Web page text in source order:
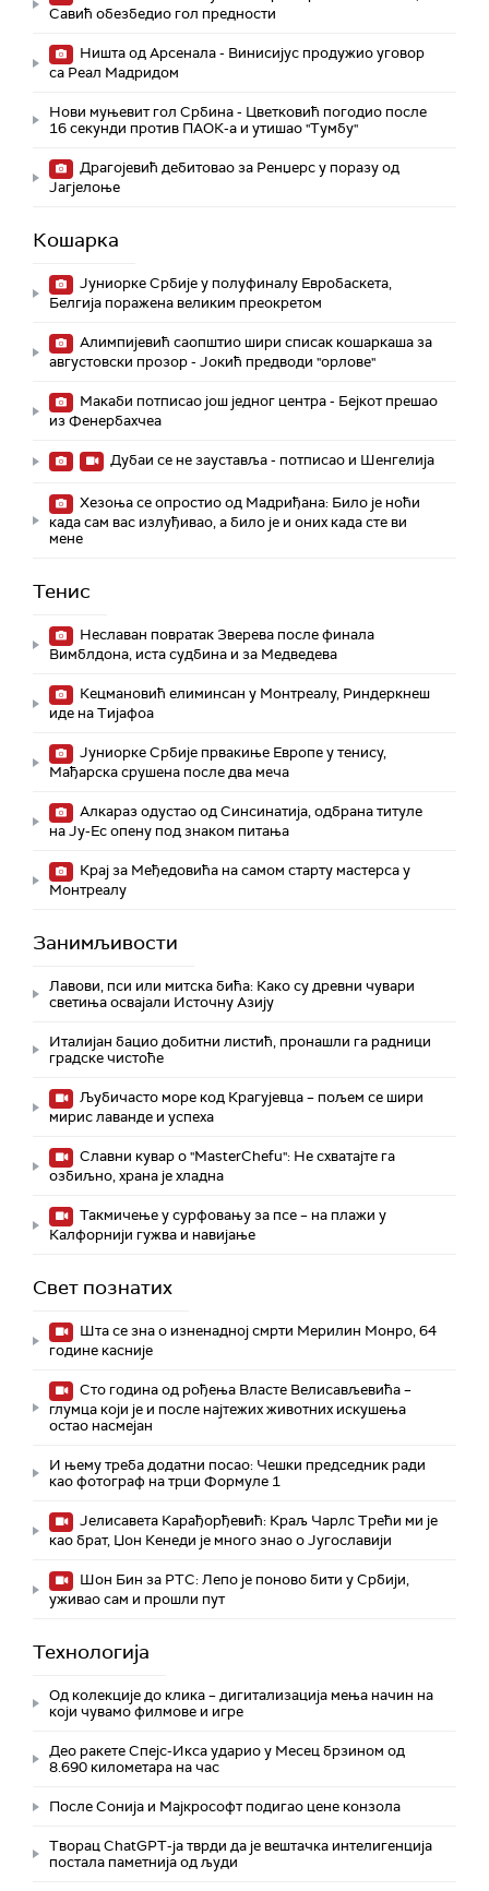
Савић обезбедио гол предности
Ништа од Арсенала - Винисијус продужио уговор
са Реал Мадридом
Нови муњевит гол Србина - Цветковић погодио после
16 секунди против ПАОК-а и утишао "Тумбу"
Драгојевић дебитовао за Ренџерс у поразу од
Јагјелоње
Кошарка
Јуниорке Србије у полуфиналу Евробаскета,
Белгија поражена великим преокретом
Алимпијевић саопштио шири списак кошаркаша за
августовски прозор - Јокић предводи "орлове"
Макаби потписао још једног центра - Бејкот прешао
из Фенербахчеа
Дубаи се не зауставља - потписао и Шенгелија
Хезоња се опростио од Мадриђана: Било је ноћи
када сам вас излуђивао, а било је и оних када сте ви
мене
Тенис
Неславан повратак Зверева после финала
Вимблдона, иста судбина и за Медведева
Кецмановић елиминсан у Монтреалу, Риндеркнеш
иде на Тијафоа
Јуниорке Србије првакиње Европе у тенису,
Мађарска срушена после два меча
Алкараз одустао од Синсинатија, одбрана титуле
на Ју-Ес опену под знаком питања
Крај за Међедовића на самом старту мастерса у
Монтреалу
Занимљивости
Лавови, пси или митска бића: Како су древни чувари
светиња освајали Источну Азију
Италијан бацио добитни листић, пронашли га радници
градске чистоће
Љубичасто море код Крагујевца – пољем се шири
мирис лаванде и успеха
Славни кувар о "MasterChefu": Не схватајте га
озбиљно, храна је хладна
Такмичење у сурфовању за псе – на плажи у
Калфорнији гужва и навијање
Свет познатих
Шта се зна о изненадној смрти Мерилин Монро, 64
године касније
Сто година од рођења Власте Велисављевића –
глумца који је и после најтежих животних искушења
остао насмејан
И њему треба додатни посао: Чешки председник ради
као фотограф на трци Формуле 1
Јелисавета Карађорђевић: Краљ Чарлс Трећи ми је
као брат, Џон Кенеди је много знао о Југославији
Шон Бин за РТС: Лепо је поново бити у Србији,
уживао сам и прошли пут
Технологијa
Од колекције до клика – дигитализација мења начин на
који чувамо филмове и игре
Део ракете Спејс-Икса ударио у Месец брзином од
8.690 километара на час
После Сонија и Мајкрософт подигао цене конзола
Творац ChatGPT-ја тврди да је вештачка интелигенција
постала паметнија од људи